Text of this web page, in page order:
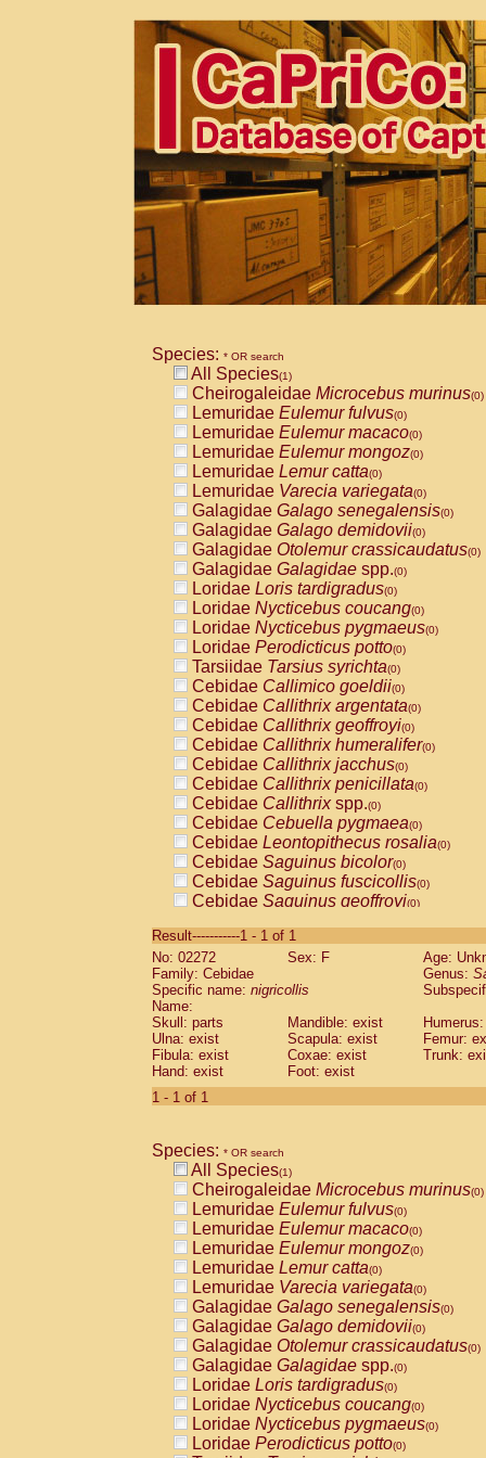
Species: * OR search
All Species(1)
Cheirogaleidae Microcebus murinus(0)
Lemuridae Eulemur fulvus(0)
Lemuridae Eulemur macaco(0)
Lemuridae Eulemur mongoz(0)
Lemuridae Lemur catta(0)
Lemuridae Varecia variegata(0)
Galagidae Galago senegalensis(0)
Galagidae Galago demidovii(0)
Galagidae Otolemur crassicaudatus(0)
Galagidae Galagidae spp.(0)
Loridae Loris tardigradus(0)
Loridae Nycticebus coucang(0)
Loridae Nycticebus pygmaeus(0)
Loridae Perodicticus potto(0)
Tarsiidae Tarsius syrichta(0)
Cebidae Callimico goeldii(0)
Cebidae Callithrix argentata(0)
Cebidae Callithrix geoffroyi(0)
Cebidae Callithrix humeralifer(0)
Cebidae Callithrix jacchus(0)
Cebidae Callithrix penicillata(0)
Cebidae Callithrixspp.(0)
Cebidae Cebuella pygmaea(0)
Cebidae Leontopithecus rosalia(0)
Cebidae Saguinus bicolor(0)
Cebidae Saguinus fuscicollis(0)
Cebidae Saguinus geoffroyi(0)
CebidaeSaguinus labiatus(0)
Cebidae Saguinus leucopus (0)
Cebidae
CebidaeSaguinus mystax
Cebidae Saguinus nigricollis (1)
Cebidae Saguinus oedipus
Cebidae Saguinus weddelli
Cebidae Saguinusspp.
Cebidae
CebidaeCebus capucinus
CebidaeCebus nigrivittatus
CebidaeCebus spp.(0)
CebidaeSaimiri boliviensis(0)
CebidaeSaimiri sciureus(0)
AtelidaeAlouatta caraya(0)
AtelidaeAlouatta fusca(0)
AtelidaeAlouatta seniculus(0)
AtelidaeAlouattaspp.(0)
AtelidaeAteles belzebuth(0)
AtelidaeAteles geoffroyi(0)
AtelidaeAteles paniscus(0)
AtelidaeAtelesspp.(0)
AtelidaeLagothrix lagothricha(0)
AtelidaeLagothrix lagothricha cana
PitheciidaeCacajao calvus
Result-----------1 - 1 of 1
No: 02272
Sex: F
Age:
Family: Cebidae
Genus:
Specific name: nigricollis
Name:
Skull: parts
Mandible: exist
Ulna: exist
Scapula: exist
Femur:
Fibula: exist
Coxae: exist
Trunk:
Hand: exist
Foot: exist
1 - 1 of 1
Species: * OR search
All Species(1)
Cheirogaleidae Microcebus murinus(0)
Lemuridae Eulemur fulvus(0)
Lemuridae Eulemur macaco(0)
Lemuridae Eulemur mongoz(0)
Lemuridae Lemur catta(0)
Lemuridae Varecia variegata(0)
Galagidae Galago senegalensis(0)
Galagidae Galago demidovii(0)
Galagidae Otolemur crassicaudatus(0)
Galagidae Galagidae spp.(0)
Loridae Loris tardigradus(0)
Loridae Nycticebus coucang(0)
Loridae Nycticebus pygmaeus(0)
Loridae Perodicticus potto(0)